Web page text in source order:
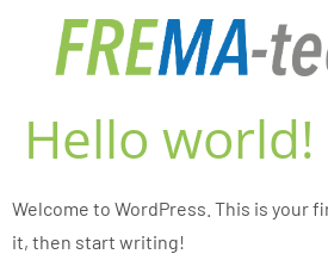
Hello world!
Welcome to WordPress. This is your
it, then start writing!